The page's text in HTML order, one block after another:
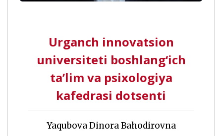
Urganch innovatsion
universiteti boshlang‘ich
ta’lim va psixologiya
kafedrasi dotsenti
Yaqubova Dinora Bahodirovna